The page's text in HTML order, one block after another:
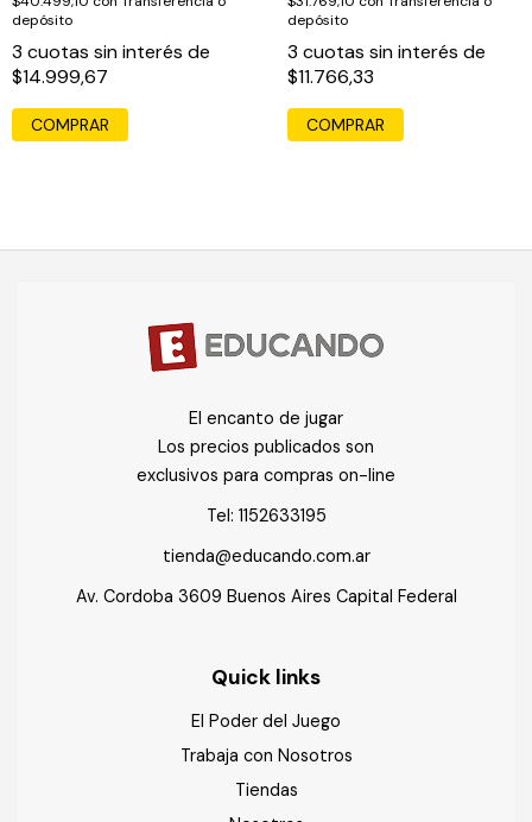
depósito
3 cuotas sin interés de
$14.999,67
depósito
3 cuotas sin interés de
$11.766,33
El encanto de jugar
Los precios publicados son
exclusivos para compras on-line
Tel: 1152633195
tienda@educando.com.ar
Av. Cordoba 3609 Buenos Aires Capital Federal
Quick links
El Poder del Juego
Trabaja con Nosotros
Tiendas